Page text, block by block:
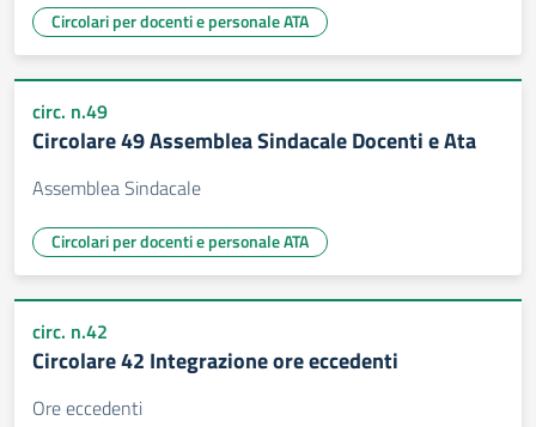
Circolari per docenti e personale ATA
circ. n.49
Circolare 49 Assemblea Sindacale Docenti e Ata
Assemblea Sindacale
Circolari per docenti e personale ATA
circ. n.42
Circolare 42 Integrazione ore eccedenti
Ore eccedenti